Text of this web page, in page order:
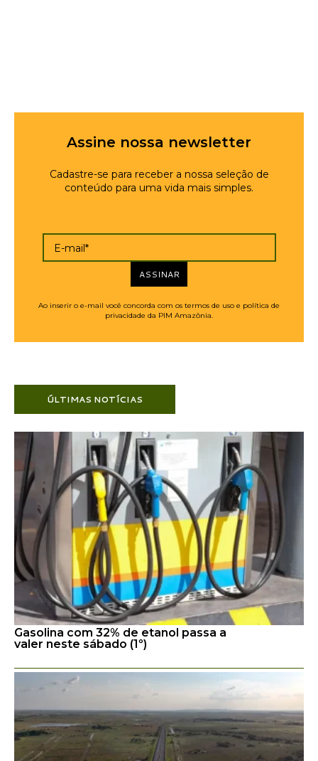
Assine nossa newsletter
Cadastre-se para receber a nossa seleção de
conteúdo para uma vida mais simples.
E-mail*
ASSINAR
Ao inserir o e-mail você concorda com os termos de uso e política de
privacidade da PIM Amazônia.
ÚLTIMAS NOTÍCIAS
Gasolina com 32% de etanol passa a
valer neste sábado (1º)